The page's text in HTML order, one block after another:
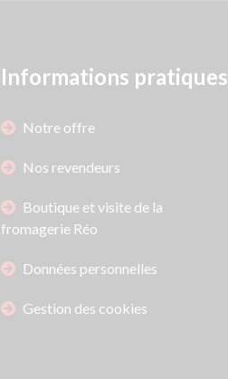
Informations pratiques
Notre offre
Nos revendeurs
Boutique et visite de la
fromagerie Réo
Données personnelles
Gestion des cookies